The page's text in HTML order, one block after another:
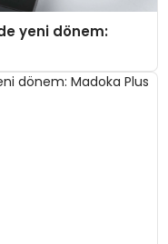
yeni dönem: